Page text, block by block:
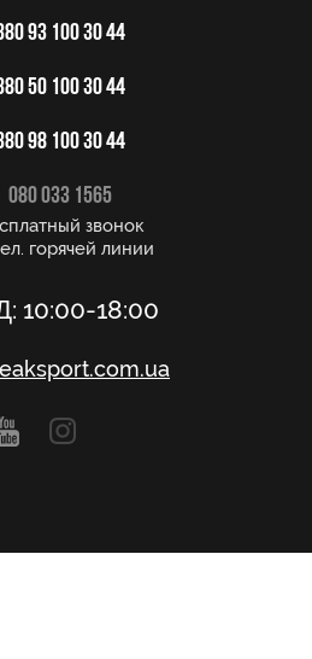
93 100 30 44
50 100 30 44
98 100 30 44
080 033 1565
звонок
горячей линии
10:00-18:00